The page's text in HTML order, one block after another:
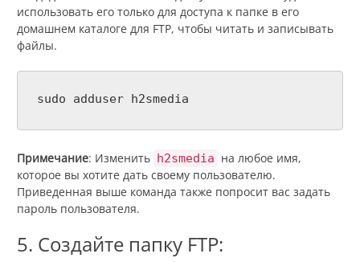
использовать его только для доступа к папке в его
домашнем каталоге для FTP, чтобы читать и записывать
файлы.
sudo adduser h2smedia
Примечание: Изменить h2smedia на любое имя,
которое вы хотите дать своему пользователю.
Приведенная выше команда также попросит вас задать
пароль пользователя.
5. Создайте папку FTP: